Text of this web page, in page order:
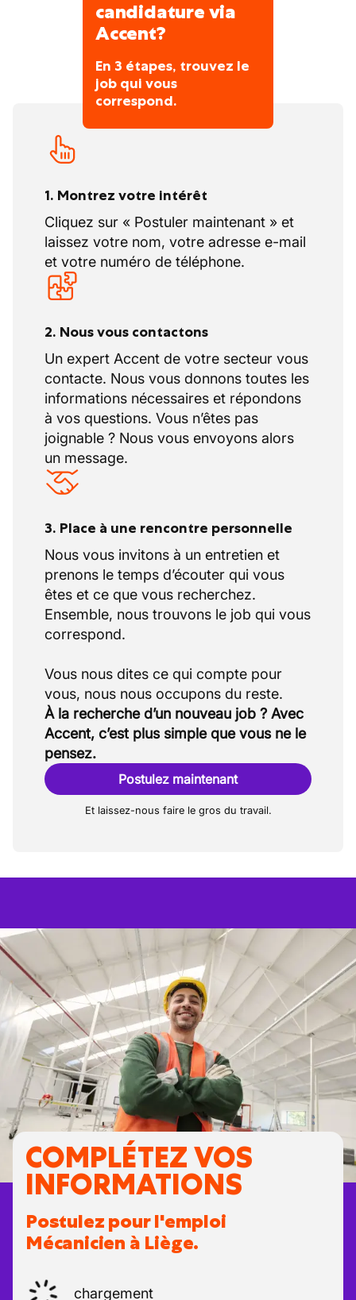
candidature via
Accent?
En 3 étapes, trouvez le
job qui vous
correspond.
1. Montrez votre intérêt
Cliquez sur « Postuler maintenant » et
laissez votre nom, votre adresse e-mail
et votre numéro de téléphone.
2. Nous vous contactons
Un expert Accent de votre secteur vous
contacte. Nous vous donnons toutes les
informations nécessaires et répondons
à vos questions. Vous n’êtes pas
joignable ? Nous vous envoyons alors
un message.
3. Place à une rencontre personnelle
Nous vous invitons à un entretien et
prenons le temps d’écouter qui vous
êtes et ce que vous recherchez.
Ensemble, nous trouvons le job qui vous
correspond.
Vous nous dites ce qui compte pour
À la recherche d’un nouveau job ? Avec
Accent, c’est plus simple que vous ne le
pensez.
Postulez maintenant
Et laissez-nous faire le gros du travail.
COMPLÉTEZ VOS
INFORMATIONS
Postulez pour l'emploi
Mécanicien à Liège.
chargement